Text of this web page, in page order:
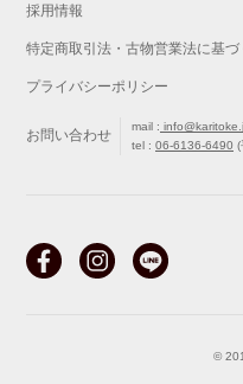
採用情報
特定商取引法・古物営業法に基づ
プライバシーポリシー
お問い合わせ
mail :
tel :06-6136-6490 (
©